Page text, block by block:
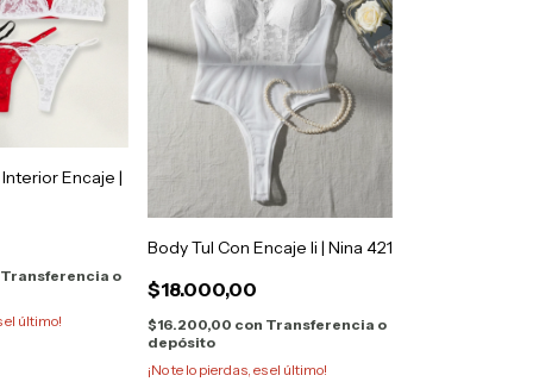
Encaje |
Transferencia o
el último!
Body Tul Con Encaje Ii | Nina 421
$18.000,00
$16.200,00 con Transferencia o
depósito
¡No te lo pierdas, es el último!